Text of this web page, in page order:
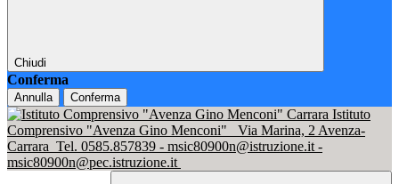
Chiudi
Conferma
Annulla Conferma
Istituto
Comprensivo "Avenza Gino Menconi"
Via Marina, 2 Avenza-
Carrara Tel. 0585.857839 - msic80900n@istruzione.it -
msic80900n@pec.istruzione.it